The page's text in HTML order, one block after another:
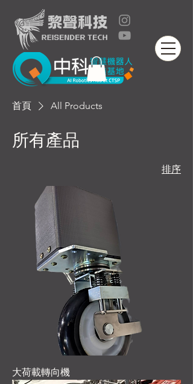
首頁 All Products
所有產品
排序
大荷載轉向機